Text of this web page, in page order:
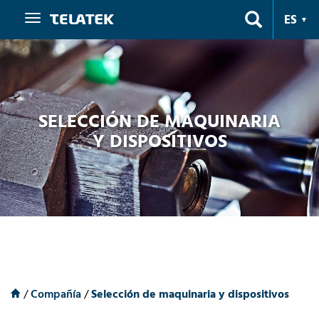
ES
Navegación
SELECCIÓN DE MAQUINARIA
Y DISPOSITIVOS
/Compañía/Selección de maquinaria y dispositivos